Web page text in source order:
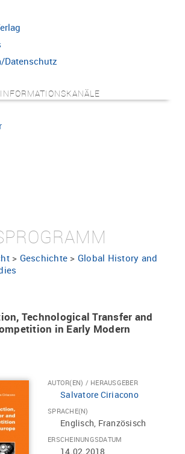
Datenschutz
INFORMATIONSKANÄLE
> Geschichte > Global History and
Technological Transfer and
in Early Modern
AUTOR(EN) / HERAUSGEBER
Salvatore Ciriacono
SPRACHE(N)
Englisch, Französisch
ERSCHEINUNGSDATUM
14.02.2018